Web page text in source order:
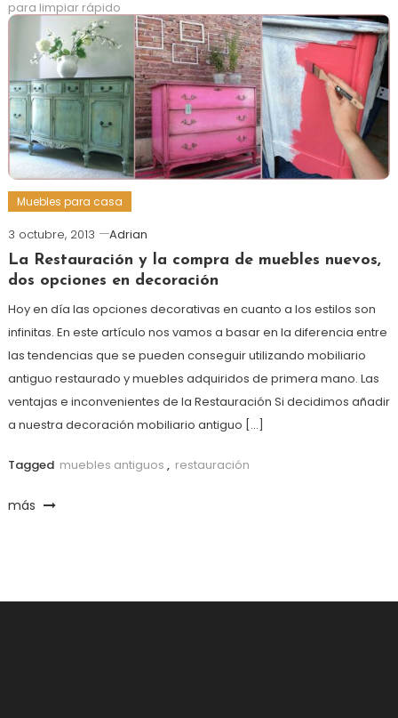
para limpiar rápido
más
Muebles para casa
3 octubre, 2013
Adrian
La Restauración y la compra de muebles nuevos,
dos opciones en decoración
Hoy en día las opciones decorativas en cuanto a los estilos son
infinitas. En este artículo nos vamos a basar en la diferencia entre
las tendencias que se pueden conseguir utilizando mobiliario
antiguo restaurado y muebles adquiridos de primera mano. Las
ventajas e inconvenientes de la Restauración Si decidimos añadir
a nuestra decoración mobiliario antiguo […]
Tagged muebles antiguos , restauración
más